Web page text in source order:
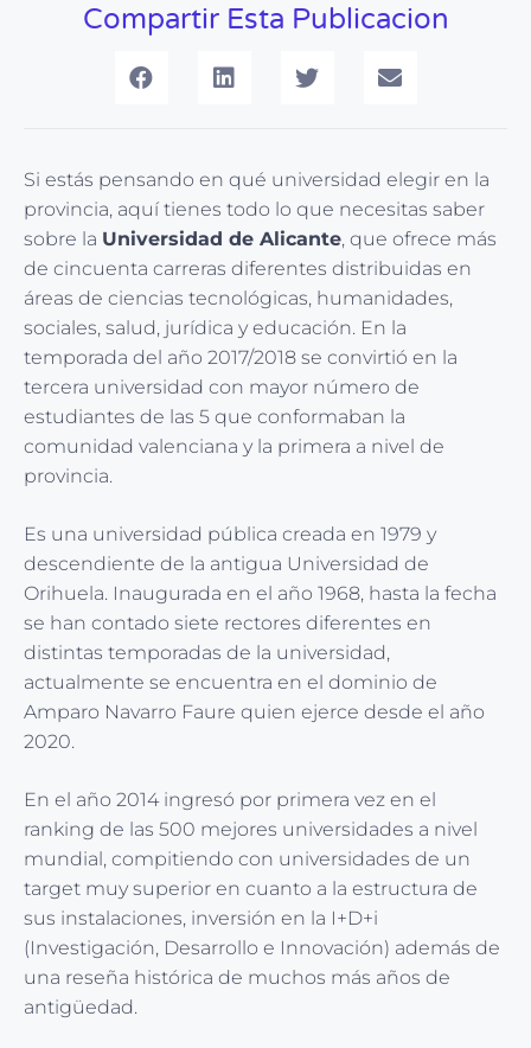
Compartir Esta Publicacion
Si estás pensando en qué universidad elegir en la
provincia, aquí tienes todo lo que necesitas saber
sobre la Universidad de Alicante, que ofrece más
de cincuenta carreras diferentes distribuidas en
áreas de ciencias tecnológicas, humanidades,
sociales, salud, jurídica y educación. En la
temporada del año 2017/2018 se convirtió en la
tercera universidad con mayor número de
estudiantes de las 5 que conformaban la
comunidad valenciana y la primera a nivel de
provincia.
Es una universidad pública creada en 1979 y
descendiente de la antigua Universidad de
Orihuela. Inaugurada en el año 1968, hasta la fecha
se han contado siete rectores diferentes en
distintas temporadas de la universidad,
actualmente se encuentra en el dominio de
Amparo Navarro Faure quien ejerce desde el año
2020.
En el año 2014 ingresó por primera vez en el
ranking de las 500 mejores universidades a nivel
mundial, compitiendo con universidades de un
target muy superior en cuanto a la estructura de
sus instalaciones, inversión en la I+D+i
(Investigación, Desarrollo e Innovación) además de
una reseña histórica de muchos más años de
antigüedad.